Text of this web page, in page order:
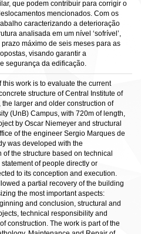
que podem contribuir para corrigir o
mencionados. Com os
caracterizando a deterioração
analisada em um nível ‘sofrível’,
máximo de seis meses para as
visando garantir a
segurança da edificação.
this work is to evaluate the current
structure of Central Institute of
the larger and older construction of
(UnB) Campus, with 720m of length,
by Oscar Niemeyer and structural
of the engineer Sergio Marques de
was developed with the
of the structure based on technical
of people directly or
to its conception and execution.
a partial recovery of the building
the most important aspects:
and conclusion, structural and
technical responsibility and
construction. The work is part of the